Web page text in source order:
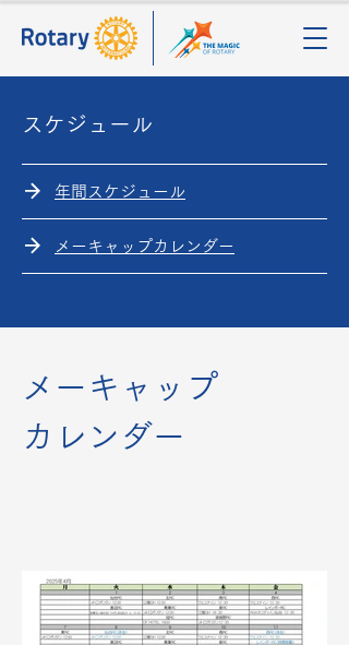
スケジュール
年間スケジュール
メーキャップカレンダー
メーキャップ
カレンダー